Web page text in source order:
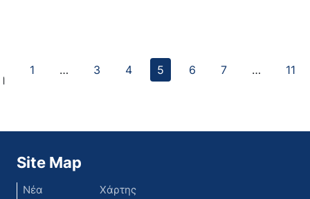
Την πρόσληψη, με σύμβαση
εργασίας ιδιωτικού δικαίου
και συγκεκριμένα του εξής, ανά
υπηρεσία, τόπο απασχόλησης,
ειδικότητα και […]
1 … 3 4 5 6 7 … 11
Site Map
Νέα
Χάρτης